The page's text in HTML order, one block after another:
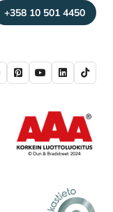
+358 10 501 4450